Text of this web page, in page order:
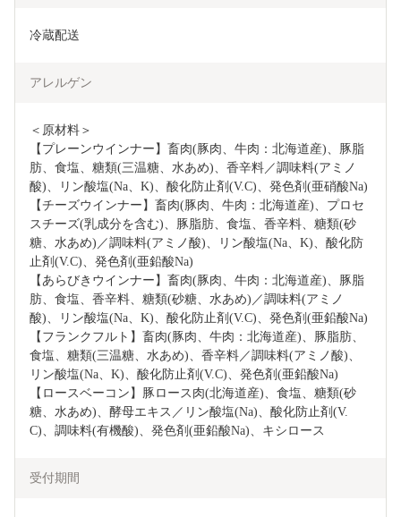
冷蔵配送
アレルゲン
＜原材料＞
【プレーンウインナー】畜肉(豚肉、牛肉：北海道産)、豚脂
肪、食塩、糖類(三温糖、水あめ)、香辛料／調味料(アミノ
酸)、リン酸塩(Na、K)、酸化防止剤(V.C)、発色剤(亜硝酸Na)
【チーズウインナー】畜肉(豚肉、牛肉：北海道産)、プロセ
スチーズ(乳成分を含む)、豚脂肪、食塩、香辛料、糖類(砂
糖、水あめ)／調味料(アミノ酸)、リン酸塩(Na、K)、酸化防
止剤(V.C)、発色剤(亜鉛酸Na)
【あらびきウインナー】畜肉(豚肉、牛肉：北海道産)、豚脂
肪、食塩、香辛料、糖類(砂糖、水あめ)／調味料(アミノ
酸)、リン酸塩(Na、K)、酸化防止剤(V.C)、発色剤(亜鉛酸Na)
【フランクフルト】畜肉(豚肉、牛肉：北海道産)、豚脂肪、
食塩、糖類(三温糖、水あめ)、香辛料／調味料(アミノ酸)、
リン酸塩(Na、K)、酸化防止剤(V.C)、発色剤(亜鉛酸Na)
【ロースベーコン】豚ロース肉(北海道産)、食塩、糖類(砂
糖、水あめ)、酵母エキス／リン酸塩(Na)、酸化防止剤(V.
C)、調味料(有機酸)、発色剤(亜鉛酸Na)、キシロース
受付期間